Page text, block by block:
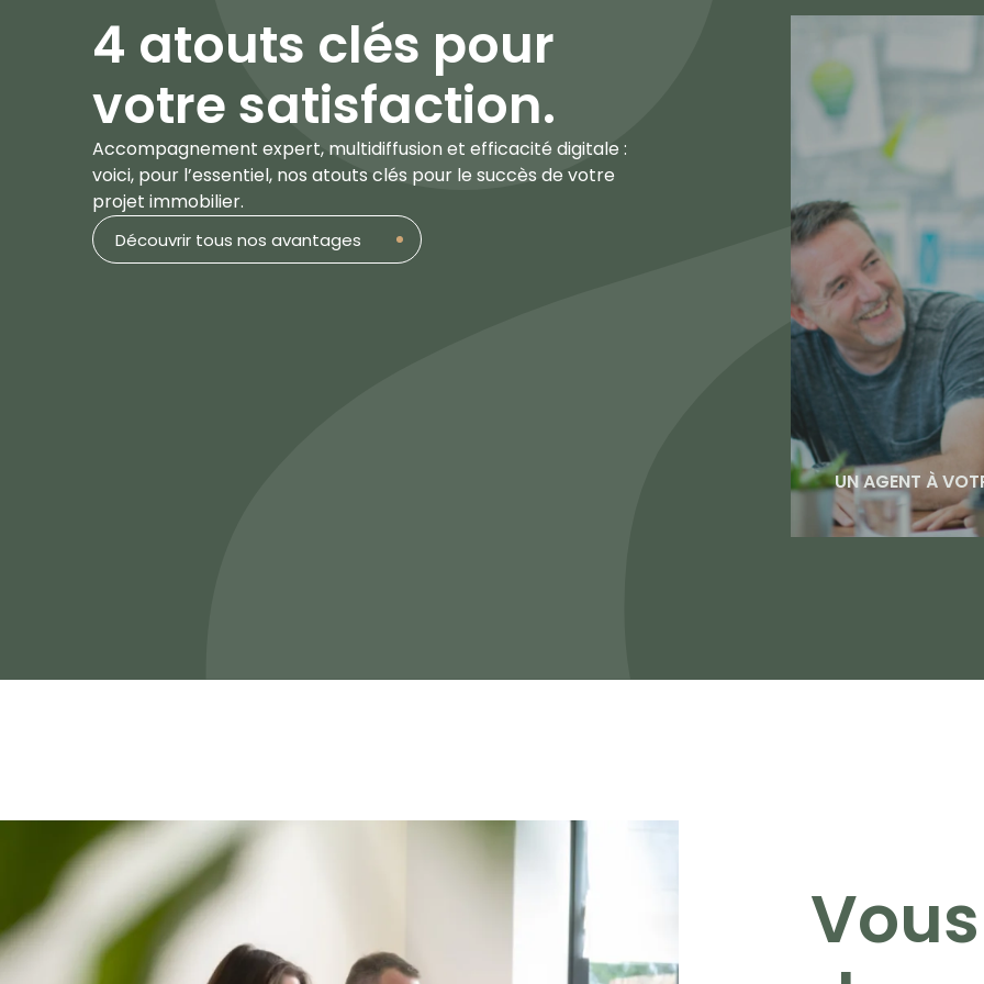
4 atouts clés pour
votre satisfaction.
Accompagnement expert, multidiffusion et efficacité digitale :
voici, pour l’essentiel, nos atouts clés pour le succès de votre
projet immobilier.
Découvrir tous nos avantages
UN AGENT À
Votre
de